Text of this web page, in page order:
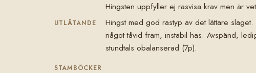
Hingsten uppfyller ej rasvisa krav men är
UTLÅTANDE
Hingst med god rastyp av det lättare
något tåvid fram, instabil has. Avspänd,
stundtals obalanserad (7p).
STAMBÖCKER